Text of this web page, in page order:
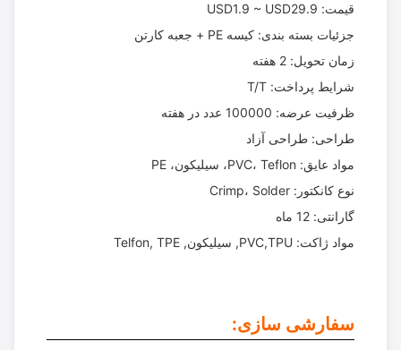
قیمت: USD1.9 ~ USD29.9
جزئیات بسته بندی: کیسه PE + جعبه کارتن
زمان تحویل: 2 هفته
شرایط پرداخت: T/T
ظرفیت عرضه: 100000 عدد در هفته
طراحی: طراحی آزاد
مواد عایق: PVC، Teflon، سیلیکون، PE
نوع کانکتور: Crimp، Solder
گارانتی: 12 ماه
مواد ژاکت: PVC,TPU, سیلیکون, Telfon, TPE
سفارشی سازی: